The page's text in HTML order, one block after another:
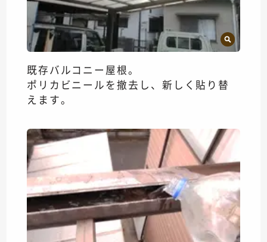
既存バルコニー屋根。
ポリカビニールを撤去し、新しく貼り替
えます。